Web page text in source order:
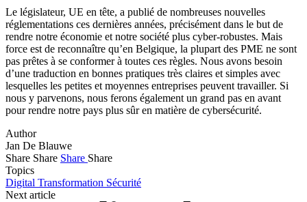
Le législateur, UE en tête, a publié de nombreuses nouvelles
réglementations ces dernières années, précisément dans le but de
rendre notre économie et notre société plus cyber-robustes. Mais
force est de reconnaître qu’en Belgique, la plupart des PME ne sont
pas prêtes à se conformer à toutes ces règles. Nous avons besoin
d’une traduction en bonnes pratiques très claires et simples avec
lesquelles les petites et moyennes entreprises peuvent travailler. Si
nous y parvenons, nous ferons également un grand pas en avant
pour rendre notre pays plus sûr en matière de cybersécurité.
Author
Jan De Blauwe
Share Share Share Share
Topics
Digital Transformation Sécurité
Next article